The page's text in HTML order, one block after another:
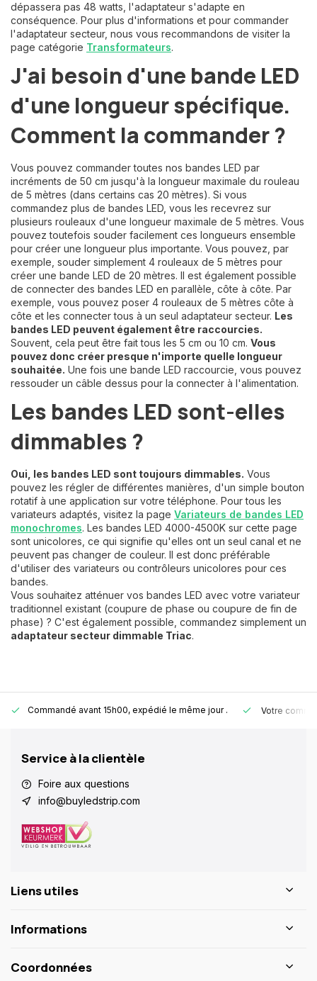
dépassera pas 48 watts, l'adaptateur s'adapte en
conséquence. Pour plus d'informations et pour commander
l'adaptateur secteur, nous vous recommandons de visiter la
page catégorie Transformateurs.
J'ai besoin d'une bande LED
d'une longueur spécifique.
Comment la commander ?
Vous pouvez commander toutes nos bandes LED par
incréments de 50 cm jusqu'à la longueur maximale du rouleau
de 5 mètres (dans certains cas 20 mètres). Si vous
commandez plus de bandes LED, vous les recevrez sur
plusieurs rouleaux d'une longueur maximale de 5 mètres. Vous
pouvez toutefois souder facilement ces longueurs ensemble
pour créer une longueur plus importante. Vous pouvez, par
exemple, souder simplement 4 rouleaux de 5 mètres pour
créer une bande LED de 20 mètres. Il est également possible
de connecter des bandes LED en parallèle, côte à côte. Par
exemple, vous pouvez poser 4 rouleaux de 5 mètres côte à
côte et les connecter tous à un seul adaptateur secteur. Les
bandes LED peuvent également être raccourcies.
Souvent, cela peut être fait tous les 5 cm ou 10 cm. Vous
pouvez donc créer presque n'importe quelle longueur
souhaitée. Une fois une bande LED raccourcie, vous pouvez
ressouder un câble dessus pour la connecter à l'alimentation.
Les bandes LED sont-elles
dimmables ?
Oui, les bandes LED sont toujours dimmables. Vous
pouvez les régler de différentes manières, d'un simple bouton
rotatif à une application sur votre téléphone. Pour tous les
variateurs adaptés, visitez la page Variateurs de bandes LED
monochromes. Les bandes LED 4000-4500K sur cette page
sont unicolores, ce qui signifie qu'elles ont un seul canal et ne
peuvent pas changer de couleur. Il est donc préférable
d'utiliser des variateurs ou contrôleurs unicolores pour ces
bandes.
Vous souhaitez atténuer vos bandes LED avec votre variateur
traditionnel existant (coupure de phase ou coupure de fin de
phase) ? C'est également possible, commandez simplement un
adaptateur secteur dimmable Triac.
Commandé avant 15h00, expédié le même jour . Votre
Service à la clientèle
Foire aux questions
info@buyledstrip.com
Liens utiles
Informations
Coordonnées